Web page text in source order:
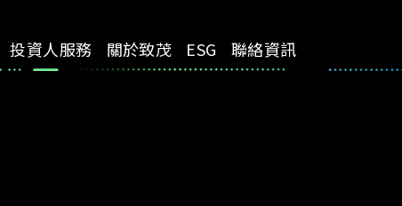
投資人服務 關於致茂 ESG 聯絡資訊